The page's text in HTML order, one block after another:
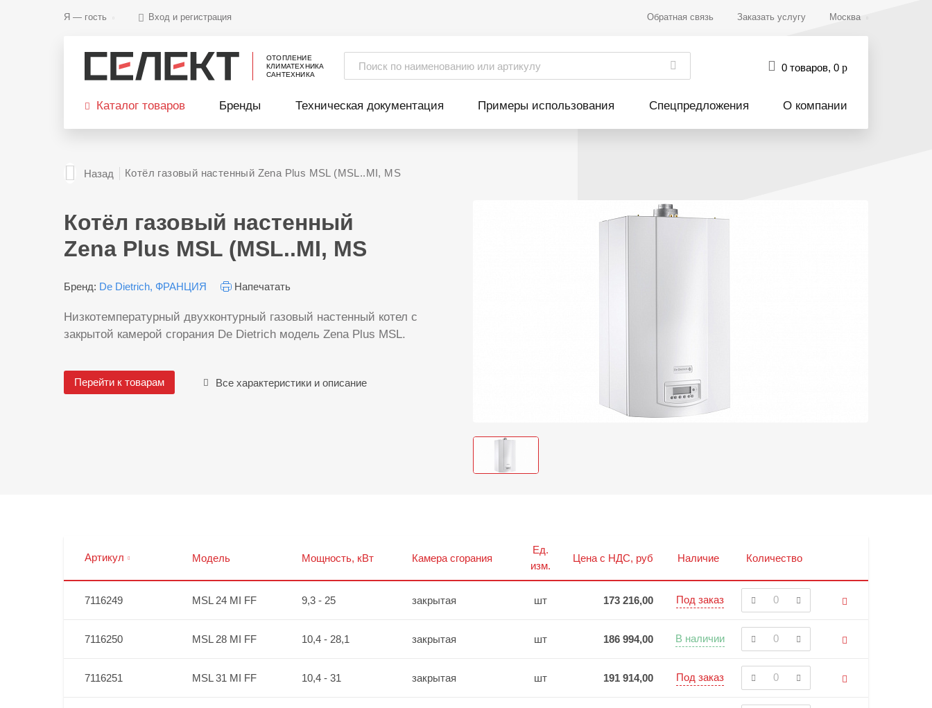
Я — гость Вход и регистрация Обратная связь Заказать услугу Москва
ОТОПЛЕНИЕ
КЛИМАТЕХНИКА
САНТЕХНИКА
0 товаров, 0 р
Каталог товаров Бренды Техническая документация Примеры использования Спецпредложения О компании
Назад Котёл газовый настенный Zena Plus MSL (MSL..MI, MS
Котёл газовый настенный
Zena Plus MSL (MSL..MI, MS
Бренд: De Dietrich, ФРАНЦИЯ Напечатать
Низкотемпературный двухконтурный газовый настенный котел с
закрытой камерой сгорания De Dietrich модель Zena Plus MSL.
Перейти к товарам Все характеристики и описание
Артикул Модель Мощность, кВт Камера сгорания
Ед.
изм.
Цена с НДС, руб Наличие Количество
7116249 MSL 24 MI FF 9,3 - 25 закрытая шт 173 216,00 Под заказ
7116250 MSL 28 MI FF 10,4 - 28,1 закрытая шт 186 994,00 В наличии
7116251 MSL 31 MI FF 10,4 - 31 закрытая шт 191 914,00 Под заказ